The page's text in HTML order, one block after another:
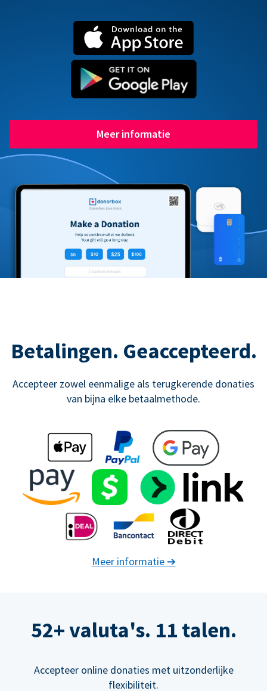
Meer informatie
Betalingen. Geaccepteerd.
Accepteer zowel eenmalige als terugkerende donaties
van bijna elke betaalmethode.
Meer informatie ➔
52+ valuta's. 11 talen.
Accepteer online donaties met uitzonderlijke
flexibiliteit.